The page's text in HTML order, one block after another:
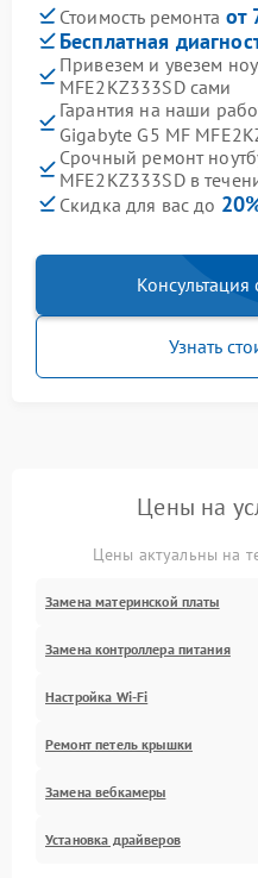
Стоимость ремонта от
Бесплатная
Привезем и увезем
MFE2KZ333SD сами
Гарантия на наши
Gigabyte G5 MF
Срочный ремонт
MFE2KZ333SD в
Скидка для вас до
Узнать
Цены на
Цены актуальны на
Замена материнской платы
Замена контроллера питания
Настройка Wi-Fi
Ремонт петель крышки
Замена вебкамеры
Установка драйверов